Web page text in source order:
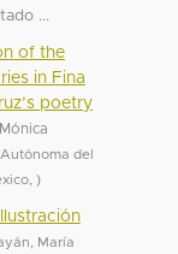
...
of the
in Fina
poetry
del
, )
María